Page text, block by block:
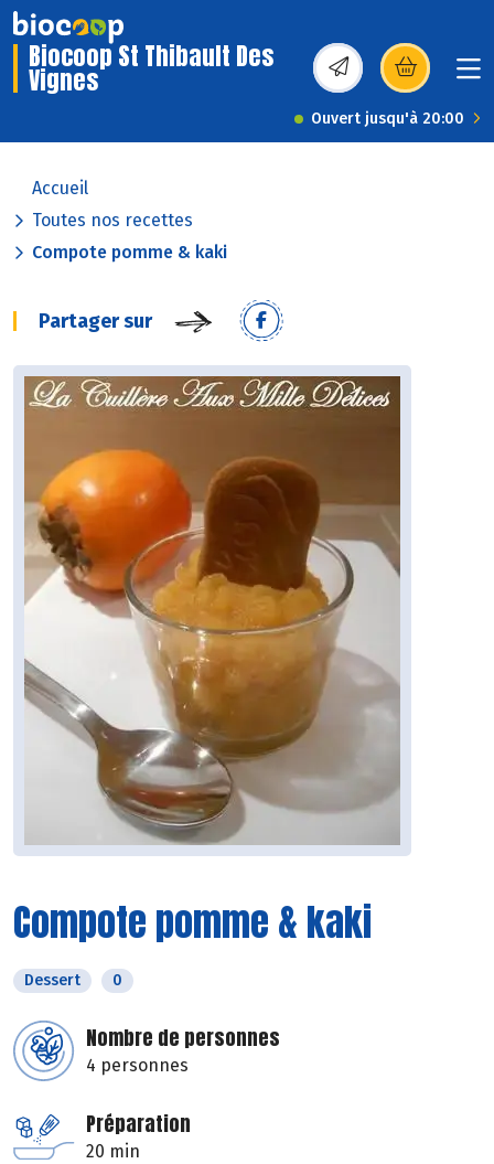
Biocoop St Thibault Des
Vignes (s’ouvre dans une
Ouvert jusqu'à 20:00
Accueil
Toutes nos recettes
Compote pomme & kaki
Partager sur
Compote pomme & kaki
Dessert 0
Nombre de personnes
4 personnes
Préparation
20 min